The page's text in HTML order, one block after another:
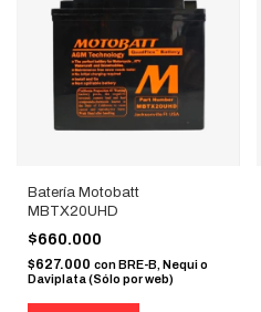
Batería Motobatt
MBTX20UHD
$660.000
$627.000 conBRE-B, Nequi o
Daviplata (Sólo por web)